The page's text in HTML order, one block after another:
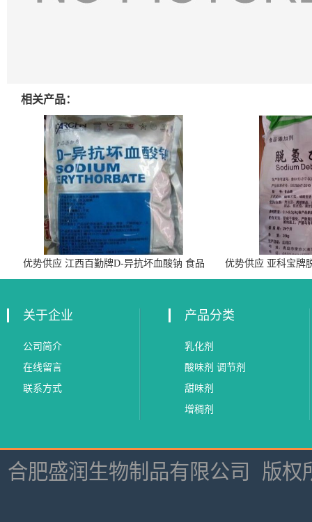
相关产品：
优势供应 江西百勤牌D-异抗坏血酸钠 食品
级抗氧化剂
优势供应 亚科宝牌
关于企业
公司简介
在线留言
联系方式
产品分类
乳化剂
酸味剂 调节剂
甜味剂
增稠剂
合肥盛润生物制品有限公司 版权